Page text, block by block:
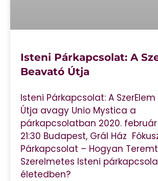
Isteni Párkapcsolat: A
Beavató Útja
Isteni Párkapcsolat: A
Útja avagy Unio Mystica a
párkapcsolatban 2020. február
21:30 Budapest, Grál Ház
Párkapcsolat – Hogyan
Szerelmetes Isteni
életedben?